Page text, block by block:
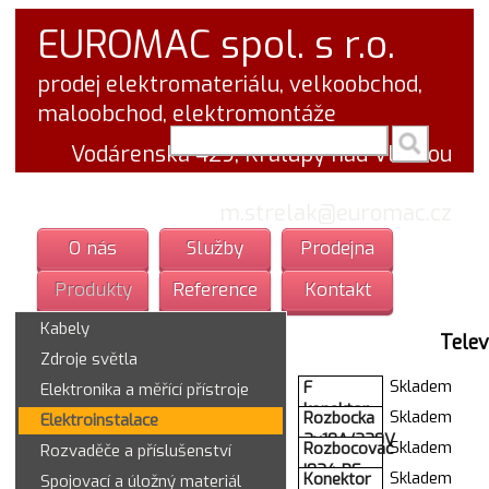
EUROMAC spol. s r.o.
prodej elektromateriálu, velkoobchod,
maloobchod, elektromontáže
Vodárenská 429, Kralupy nad Vltavou
O nás Služby
Prodejna
Produkty
Reference Kontakt
Kabely
Zdroje světla
Elektronika a měřící přístroje
Elektroinstalace
Rozvaděče a příslušenství
Spojovací a úložný materiál
F
konektor
redukce
uhl.
R5639 18
Skladem
Rozbocka
3x10A/230V
bila P94
Skladem
Rozbocovac
I034-PF
Skladem
Konektor
Skladem